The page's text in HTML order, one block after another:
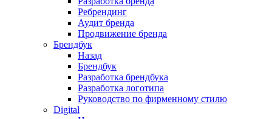
Ребрендинг
Аудит бренда
Продвижение бренда
Брендбук
Назад
Брендбук
Разработка брендбука
Разработка логотипа
Руководство по фирменному стилю
Digital